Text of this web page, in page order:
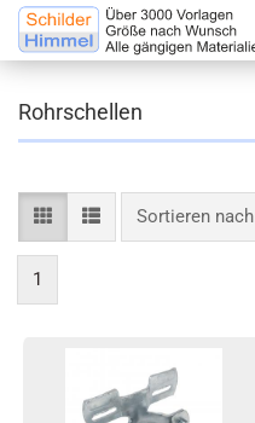
Rohrschellen
Sortieren nach
1